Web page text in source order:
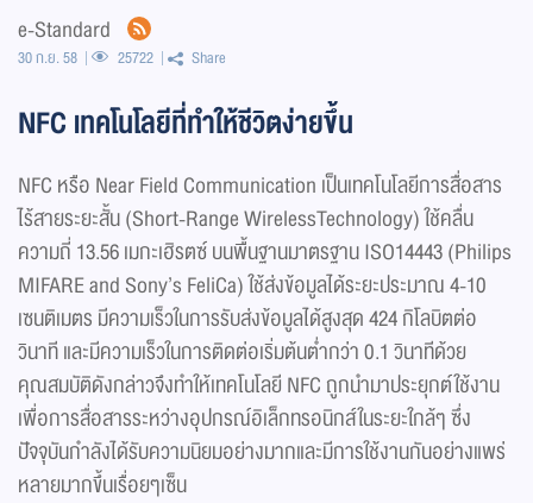
e-Standard
30 ก.ย. 58 25722 Share
NFC เทคโนโลยีที่ทำให้ชีวิตง่ายขึ้น
NFC หรือ Near Field Communication เป็นเทคโนโลยีการสื่อสาร
ไร้สายระยะสั้น (Short-Range WirelessTechnology) ใช้คลื่น
ความถี่ 13.56 เมกะเฮิรตซ์ บนพื้นฐานมาตรฐาน ISO14443 (Philips
MIFARE and Sony’s FeliCa) ใช้ส่งข้อมูลได้ระยะประมาณ 4-10
เซนติเมตร มีความเร็วในการรับส่งข้อมูลได้สูงสุด 424 กิโลบิตต่อ
วินาที และมีความเร็วในการติดต่อเริ่มต้นต่ำกว่า 0.1 วินาทีด้วย
คุณสมบัติดังกล่าวจึงทำให้เทคโนโลยี NFC ถูกนำมาประยุกต์ใช้งาน
เพื่อการสื่อสารระหว่างอุปกรณ์อิเล็กทรอนิกส์ในระยะใกล้ๆ ซึ่ง
ปัจจุบันกำลังได้รับความนิยมอย่างมากและมีการใช้งานกันอย่างแพร่
หลายมากขึ้นเรื่อยๆเซ็น